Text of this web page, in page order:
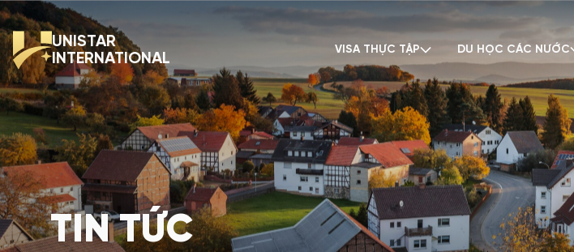
UNISTAR
INTERNATIONAL
VISA THỰC TẬP DU HỌC CÁC NƯỚC
TIN TỨC